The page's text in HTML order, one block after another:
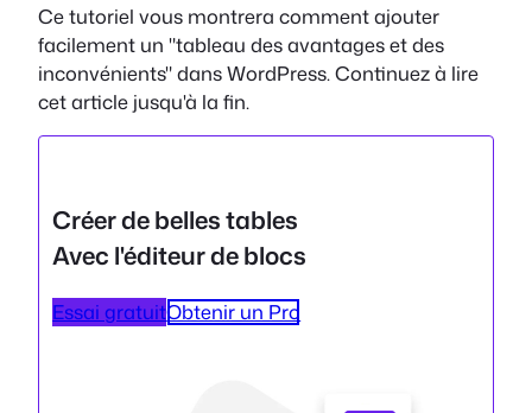
Ce tutoriel vous montrera comment ajouter
facilement un "tableau des avantages et des
inconvénients" dans WordPress. Continuez à lire
cet article jusqu'à la fin.
Créer de belles tables
Avec l'éditeur de blocs
Essai gratuitObtenir un Pro